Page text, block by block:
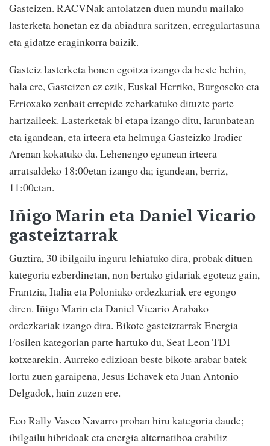
Gasteizen. RACVNak antolatzen duen mundu mailako
lasterketa honetan ez da abiadura saritzen, erregulartasuna
eta gidatze eraginkorra baizik.
Gasteiz lasterketa honen egoitza izango da beste behin,
hala ere, Gasteizen ez ezik, Euskal Herriko, Burgoseko eta
Errioxako zenbait errepide zeharkatuko dituzte parte
hartzaileek. Lasterketak bi etapa izango ditu, larunbatean
eta igandean, eta irteera eta helmuga Gasteizko Iradier
Arenan kokatuko da. Lehenengo egunean irteera
arratsaldeko 18:00etan izango da; igandean, berriz,
11:00etan.
Iñigo Marin eta Daniel Vicario
gasteiztarrak
Guztira, 30 ibilgailu inguru lehiatuko dira, probak dituen
kategoria ezberdinetan, non bertako gidariak egoteaz gain,
Frantzia, Italia eta Poloniako ordezkariak ere egongo
diren. Iñigo Marin eta Daniel Vicario Arabako
ordezkariak izango dira. Bikote gasteiztarrak Energia
Fosilen kategorian parte hartuko du, Seat Leon TDI
kotxearekin. Aurreko edizioan beste bikote arabar batek
lortu zuen garaipena, Jesus Echavek eta Juan Antonio
Delgadok, hain zuzen ere.
Eco Rally Vasco Navarro proban hiru kategoria daude;
ibilgailu hibridoak eta energia alternatiboa erabiliz